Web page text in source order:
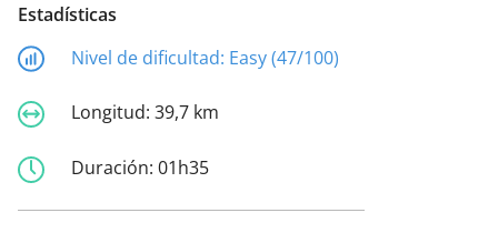
Estadísticas
Nivel de dificultad: Easy (47/100)
Longitud: 39,7 km
Duración: 01h35